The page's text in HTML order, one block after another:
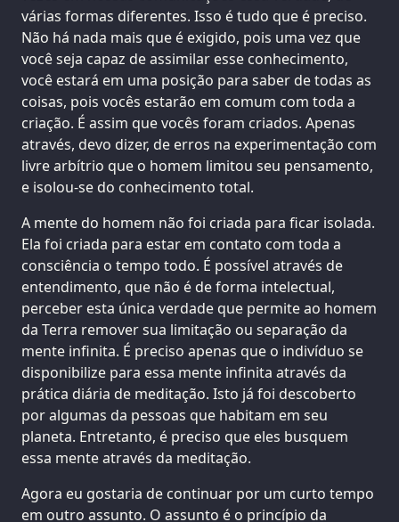
várias formas diferentes. Isso é tudo que é preciso.
Não há nada mais que é exigido, pois uma vez que
você seja capaz de assimilar esse conhecimento,
você estará em uma posição para saber de todas as
coisas, pois vocês estarão em comum com toda a
criação. É assim que vocês foram criados. Apenas
através, devo dizer, de erros na experimentação com
livre arbítrio que o homem limitou seu pensamento,
e isolou-se do conhecimento total.
A mente do homem não foi criada para ficar isolada.
Ela foi criada para estar em contato com toda a
consciência o tempo todo. É possível através de
entendimento, que não é de forma intelectual,
perceber esta única verdade que permite ao homem
da Terra remover sua limitação ou separação da
mente infinita. É preciso apenas que o indivíduo se
disponibilize para essa mente infinita através da
prática diária de meditação. Isto já foi descoberto
por algumas da pessoas que habitam em seu
planeta. Entretanto, é preciso que eles busquem
essa mente através da meditação.
Agora eu gostaria de continuar por um curto tempo
em outro assunto. O assunto é o princípio da